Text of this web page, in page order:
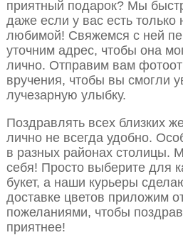
приятный подарок? Мы
даже если у вас есть
любимой! Свяжемся с ней
уточним адрес, чтобы она
лично. Отправим вам
вручения, чтобы вы смогли
лучезарную улыбку.
Поздравлять всех близких
лично не всегда удобно.
в разных районах столицы.
себя! Просто выберите для
букет, а наши курьеры
доставке цветов приложим
пожеланиями, чтобы
приятнее!